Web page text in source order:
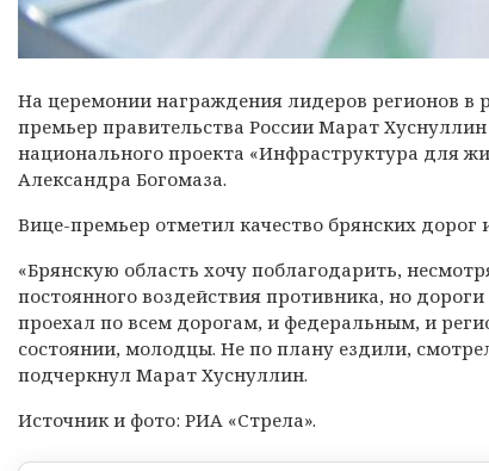
На церемонии награждения лидеров регионов в
премьер правительства России Марат Хуснуллин
национального проекта «Инфраструктура для
Александра Богомаза.
Вице-премьер отметил качество брянских
«Брянскую область хочу поблагодарить,
постоянного воздействия противника, но
проехал по всем дорогам, и федеральным, и
состоянии, молодцы. Не по плану ездили,
подчеркнул Марат Хуснуллин.
Источник и фото: РИА «Стрела».